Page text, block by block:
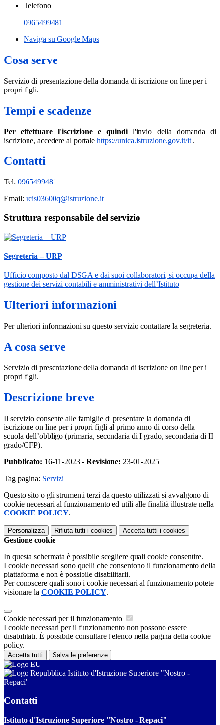
Telefono
0965499481
Naviga su Google Maps
Cosa serve
Servizio di presentazione della domanda di iscrizione on line per i
propri figli.
Tempi e scadenze
Per effettuare l'iscrizione e quindil'invio della domanda di
iscrizione, accedere al portale https://unica.istruzione.gov.it/it .
Contatti
Tel: 0965499481
Email: rcis03600q@istruzione.it
Struttura responsabile del servizio
Segreteria – URP
Ufficio composto dal DSGA e dai suoi collaboratori, si occupa della
gestione dei servizi contabili e amministrativi dell’Istituto
Ulteriori informazioni
Per ulteriori informazioni su questo servizio contattare la segreteria.
A cosa serve
Servizio di presentazione della domanda di iscrizione on line per i
propri figli.
Descrizione breve
Il servizio consente alle famiglie di presentare la domanda di
iscrizione on line per i propri figli al primo anno di corso della
scuola dell’obbligo (primaria, secondaria di I grado, secondaria di II
grado/CFP).
Pubblicato: 16-11-2023 - Revisione: 23-01-2025
Tag pagina: Servizi
Questo sito o gli strumenti terzi da questo utilizzati si avvalgono di
cookie necessari al funzionamento ed utili alle finalità illustrate nella
COOKIE POLICY.
Personalizza Rifiuta tutti i cookies Accetta tutti i cookies
Gestione cookie
In questa schermata è possibile scegliere quali cookie consentire.
I cookie necessari sono quelli che consentono il funzionamento della
piattaforma e non è possibile disabilitarli.
Per conoscere quali sono i cookie necessari al funzionamento potete
visionare la COOKIE POLICY.
Cookie necessari per il funzionamento
I cookie necessari per il funzionamento non possono essere
disabilitati. È possibile consultare l'elenco nella pagina della cookie
policy.
Accetta tutti Salva le preferenze
Istituto d'Istruzione Superiore "Nostro -
Repaci"
Contatti
Istituto d'Istruzione Superiore "Nostro - Repaci"